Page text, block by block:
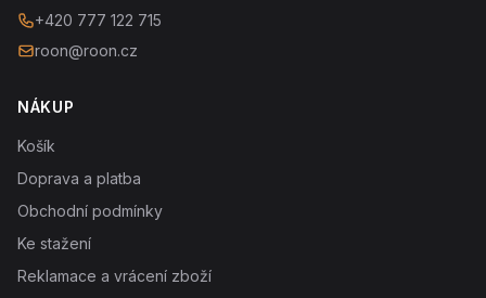
+420 777 122 715
roon@roon.cz
NÁKUP
Košík
Doprava a platba
Obchodní podmínky
Ke stažení
Reklamace a vrácení zboží